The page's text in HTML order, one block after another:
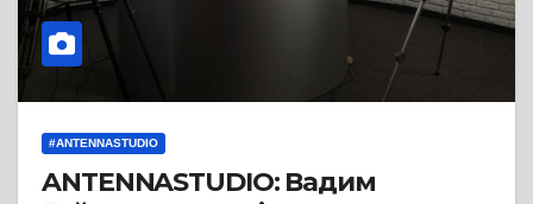
#ANTENNASTUDIO
ANTENNASTUDIO: Вадим